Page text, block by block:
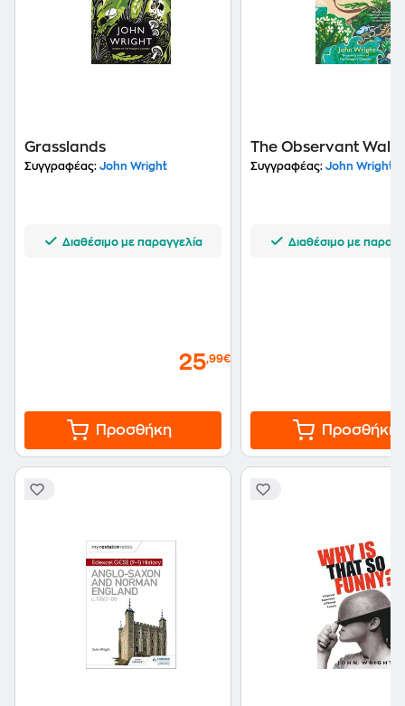
Grasslands
Συγγραφέας: John Wright
Διαθέσιμο με παραγγελία
25,99€
Προσθήκη
The Observant
Συγγραφέας: John Wright
Διαθέσιμο με
Προσθήκη